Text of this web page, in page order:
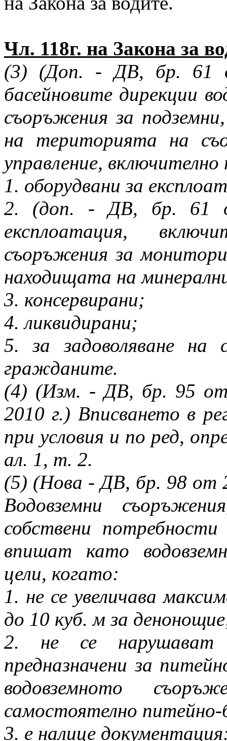
Чл. 118г. на Закона за
(3) (Доп. - ДВ, бр. 61
басейновите дирекции
съоръжения за
на територията на
управление,
1. оборудвани за
2. (доп. - ДВ, бр. 61
експлоатация,
съоръжения за
находищата на
3. консервирани;
4. ликвидирани;
5. за задоволяване на
гражданите.
(4) (Изм. - ДВ, бр. 95
2010 г.) Вписването в
при условия и по ред,
ал. 1, т. 2.
(5) (Нова - ДВ, бр. 98 от
Водовземни
собствени
впишат като
цели, когато:
1. не се увеличава
до 10 куб. м за
2. не се нарушават
предназначени за
водовземното
самостоятелно питейно-
3. е налице